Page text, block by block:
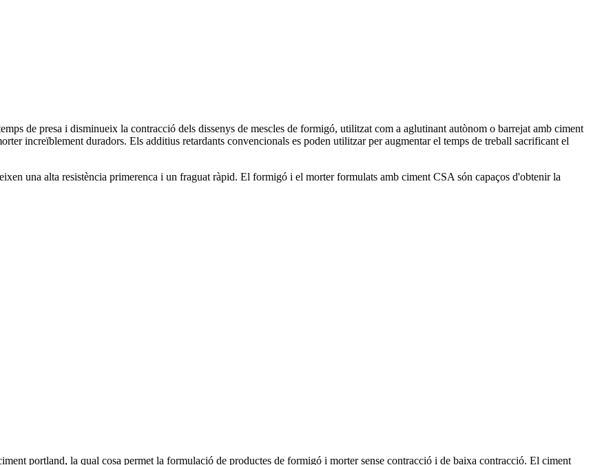
de presa i disminueix la contracció dels dissenys de mescles de formigó, utilitzat com a aglutinant autònom o barrejat amb ciment
increïblement duradors. Els additius retardants convencionals es poden utilitzar per augmentar el temps de treball sacrificant el
una alta resistència primerenca i un fraguat ràpid. El formigó i el morter formulats amb ciment CSA són capaços d'obtenir la
portland, la qual cosa permet la formulació de productes de formigó i morter sense contracció i de baixa contracció. El ciment